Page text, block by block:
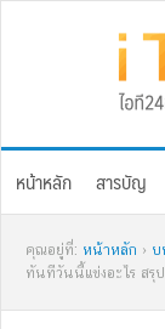
หน้าหลัก สารบัญ
คุณอยู่ที่: หน้าหลัก › บ
ทันทีวันนี้แข่งอะไร สรุ